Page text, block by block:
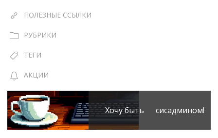
ПОЛЕЗНЫЕ ССЫЛКИ
РУБРИКИ
ТЕГИ
АКЦИИ
Хочу быть сисадмином!